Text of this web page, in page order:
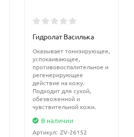
Гидролат Василька
Оказывает тонизирующее,
успокаивающее,
противовоспалительное и
регенерирующее
действие на кожу.
Подходит для сухой,
обезвоженной и
чувствительной кожи.
В наличии
Артикул: ZV-26152